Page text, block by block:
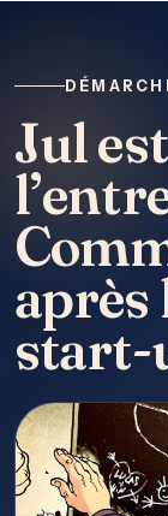
Jul
après
start-